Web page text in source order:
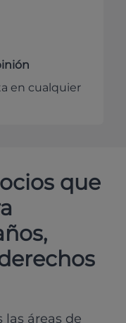
en cualquier
que
las áreas de